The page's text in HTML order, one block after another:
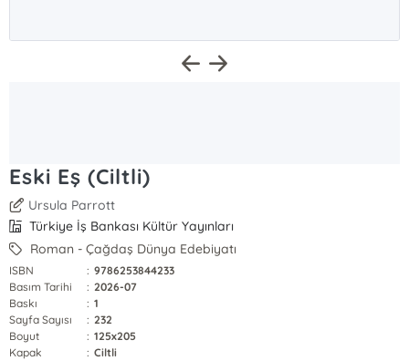
Eski Eş (Ciltli)
Ursula Parrott
Türkiye İş Bankası Kültür Yayınları
Roman - Çağdaş Dünya Edebiyatı
ISBN : 9786253844233
Basım Tarihi
: 2026-07
Baskı
: 1
Sayfa Sayısı
: 232
Boyut
: 125x205
Kapak
: Ciltli